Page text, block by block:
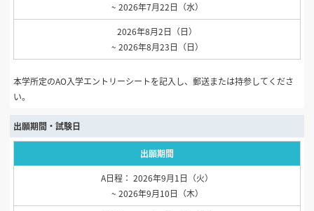
~ 2026年7月22日（水）
2026年8月2日（日）
~ 2026年8月23日（日）
本学所定のAO入学エントリーシートを記入し、郵送または持参してくださ
い。
出願期間・試験日
出願期間
A日程： 2026年9月1日（火）
~ 2026年9月10日（木）